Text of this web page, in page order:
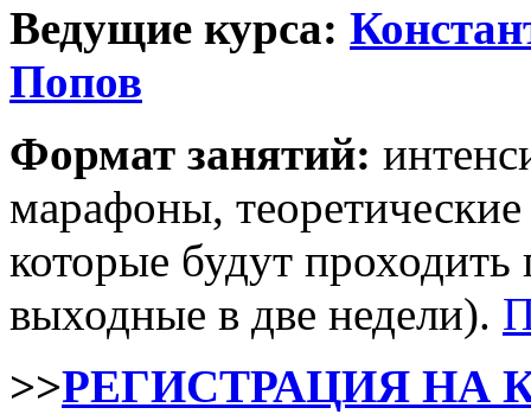
Ведущие курса:
Попов
Формат занятий:
марафоны,
которые будут
выходные в две недели).
>>РЕГИСТРАЦИЯ НА